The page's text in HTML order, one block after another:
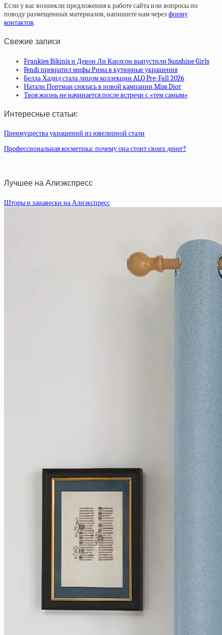
Если у вас возникли предложения к работе сайта или вопросы по
поводу размещенных материалов, напишите нам через форму
контактов.
Свежие записи
Frankies Bikinis и Девон Ли Карлсон выпустили Sunshine Girls
Fendi превратил мифы Рима в кутюрные украшения
Белла Хадид стала лицом коллекции ALO Pre-Fall 2026
Натали Портман снялась в новой кампании Miss Dior
Твоя жизнь не начинается после встречи с «тем самым»
Интересные статьи:
Преимущества украшений из ювелирной стали
Профессиональная косметика: почему она стоит своих денег?
Лучшее на Алиэкспресс
Шторы и занавески на Алиэкспресс